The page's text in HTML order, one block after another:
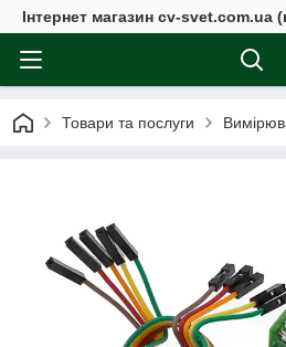
Інтернет магазин cv-svet.com.ua
Товари та послуги